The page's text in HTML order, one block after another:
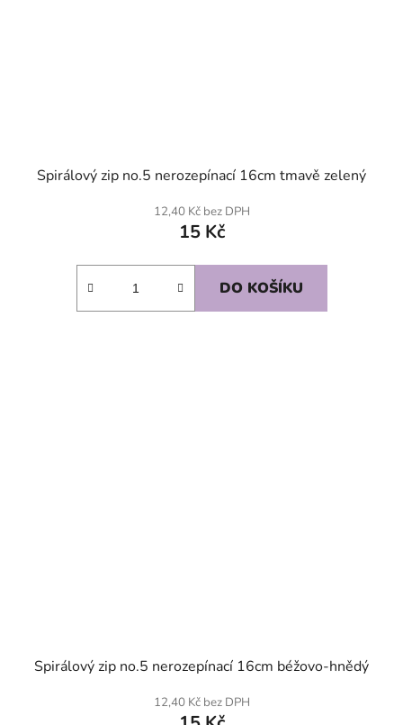
Spirálový zip no.5 nerozepínací 16cm tmavě zelený
12,40 Kč bez DPH
15 Kč
DO KOŠÍKU
Spirálový zip no.5 nerozepínací 16cm béžovo-hnědý
12,40 Kč bez DPH